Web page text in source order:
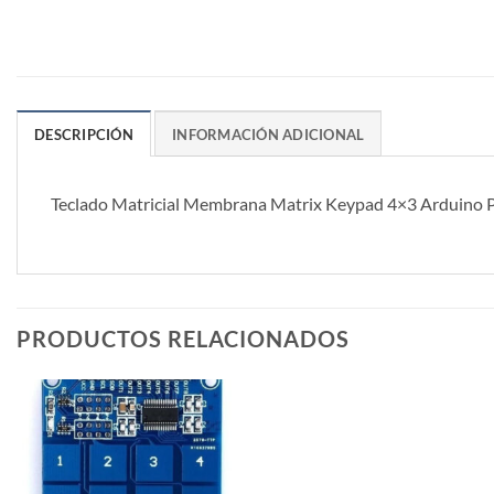
DESCRIPCIÓN INFORMACIÓN ADICIONAL
Teclado Matricial Membrana Matrix Keypad 4×3 Arduino
PRODUCTOS RELACIONADOS